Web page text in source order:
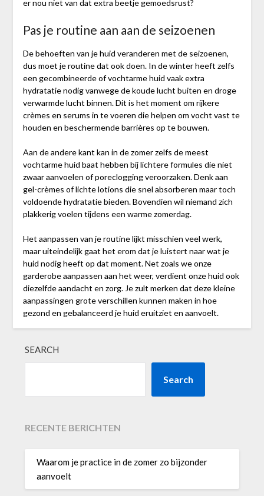
er nou niet van dat extra beetje gemoedsrust?
Pas je routine aan aan de seizoenen
De behoeften van je huid veranderen met de seizoenen,
dus moet je routine dat ook doen. In de winter heeft zelfs
een gecombineerde of vochtarme huid vaak extra
hydratatie nodig vanwege de koude lucht buiten en droge
verwarmde lucht binnen. Dit is het moment om rijkere
crèmes en serums in te voeren die helpen om vocht vast te
houden en beschermende barrières op te bouwen.
Aan de andere kant kan in de zomer zelfs de meest
vochtarme huid baat hebben bij lichtere formules die niet
zwaar aanvoelen of poreclogging veroorzaken. Denk aan
gel-crèmes of lichte lotions die snel absorberen maar toch
voldoende hydratatie bieden. Bovendien wil niemand zich
plakkerig voelen tijdens een warme zomerdag.
Het aanpassen van je routine lijkt misschien veel werk,
maar uiteindelijk gaat het erom dat je luistert naar wat je
huid nodig heeft op dat moment. Net zoals we onze
garderobe aanpassen aan het weer, verdient onze huid ook
diezelfde aandacht en zorg. Je zult merken dat deze kleine
aanpassingen grote verschillen kunnen maken in hoe
gezond en gebalanceerd je huid eruitziet en aanvoelt.
SEARCH
Search
RECENTE BERICHTEN
Waarom je practice in de zomer zo bijzonder
aanvoelt